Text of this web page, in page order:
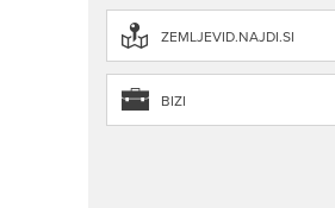
ZEMLJEVID.NAJDI.SI
BIZI